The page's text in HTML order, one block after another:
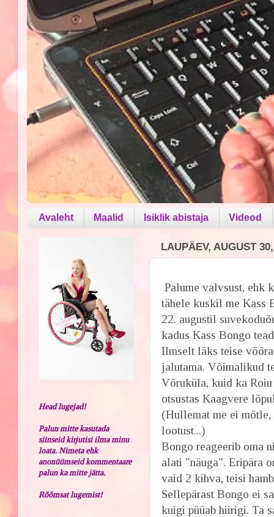
Avaleht Maalid Isiklik abistaja Videod
LAUPÄEV, AUGUST
Palume valvsust, ehk
tähele kuskil me Kass
22. augustil
kadus Kass Bongo
Ilmselt läks teise
jalutama. Võimalikud
Võruküla, kuid ka
otsustas Kaagvere
(Hullemat me ei mõtle,
lootust...)
Bongo reageerib oma
alati "näuga". Eripära
vaid 2 kihva, teisi
Sellepärast Bongo ei
kuigi püüab hiirigi. Ta
Head lugejad!
Palun mitte kasutada
siinseid kirjutisi ilma minu
loata. Nimeta ehk
anonüümseid kommentaare
palun ka mitte jätta.
Rõõmsat lugemist!